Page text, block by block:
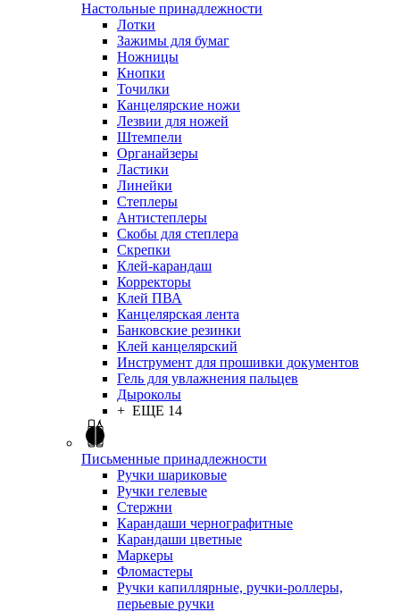
Настольные принадлежности
Лотки
Зажимы для бумаг
Ножницы
Кнопки
Точилки
Канцелярские ножи
Лезвии для ножей
Штемпели
Органайзеры
Ластики
Линейки
Степлеры
Антистеплеры
Скобы для степлера
Скрепки
Клей-карандаш
Корректоры
Клей ПВА
Канцелярская лента
Банковские резинки
Клей канцелярский
Инструмент для прошивки документов
Гель для увлажнения пальцев
Дыроколы
+ ЕЩЕ 14
Письменные принадлежности
Ручки шариковые
Ручки гелевые
Стержни
Карандаши чернографитные
Карандаши цветные
Маркеры
Фломастеры
Ручки капиллярные, ручки-роллеры,
перьевые ручки